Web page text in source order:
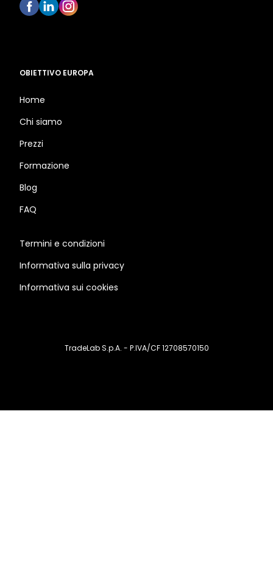
OBIETTIVO EUROPA
Home
Chi siamo
Prezzi
Formazione
Blog
FAQ
Termini e condizioni
Informativa sulla privacy
Informativa sui cookies
TradeLab S.p.A. - P.IVA/CF 12708570150